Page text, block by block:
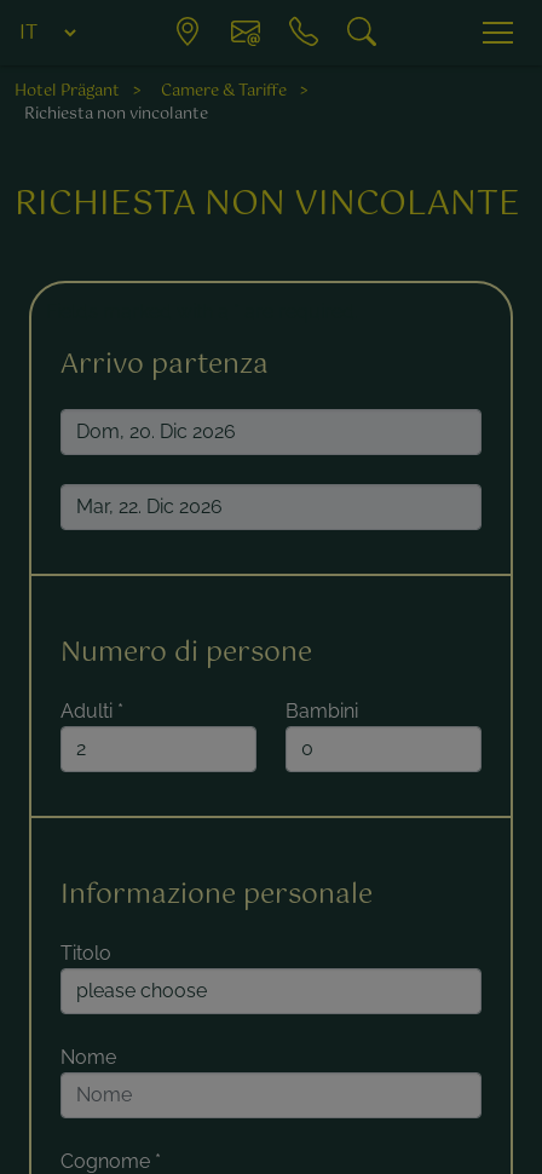
Hotel Prägant
Camere & Tariffe
Richiesta non vincolante
RICHIESTA NON VINCOLANTE
Arrivo partenza
Numero di persone
Adulti * Bambini
Informazione personale
Titolo
Nome
Cognome *